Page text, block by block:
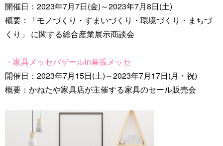
開催日：2023年7月7日(金)～2023年7月8日(土)
概要：「モノづくり・すまいづくり・環境づくり・まちづ
くり」 に関する総合産業展示商談会
・家具メッセバザールin幕張メッセ
開催日：2023年7月15日(土)～2023年7月17日(月・祝)
概要：かねたや家具店が主催する家具のセール販売会